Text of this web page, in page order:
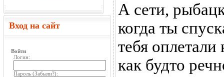
Вход на сайт
Войти
Логин:
Пароль (Забыли?):
А сети,
когда ты
тебя оплетали
как будто